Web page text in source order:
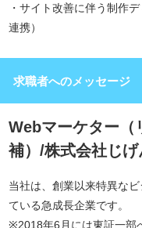
・サイト改善に伴う制作
連携）
求職者へのメッセージ
Webマーケター（
補）/株式会社じげ
当社は、創業以来特異な
ている急成長企業です。
※2018年6月には東証一部